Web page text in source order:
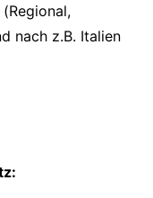
nach z.B. Italien